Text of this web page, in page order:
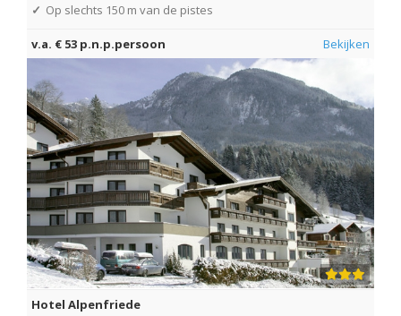
✓ Op slechts 150 m van de pistes
v.a. € 53 p.n.p.persoon Bekijken
Hotel Alpenfriede